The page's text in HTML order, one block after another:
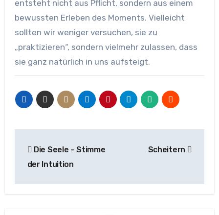
entsteht nicht aus Pflicht, sondern aus einem
bewussten Erleben des Moments. Vielleicht
sollten wir weniger versuchen, sie zu
„praktizieren“, sondern vielmehr zulassen, dass
sie ganz natürlich in uns aufsteigt.
Die Seele – Stimme
der Intuition
Scheitern